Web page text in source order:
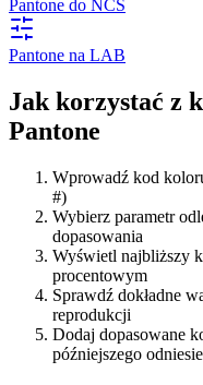
Pantone do NCS
Pantone na LAB
Jak korzystać z
Pantone
Wprowadź kod
#)
Wybierz parametr
dopasowania
Wyświetl najbliższy
procentowym
Sprawdź dokładne
reprodukcji
Dodaj dopasowane
późniejszego